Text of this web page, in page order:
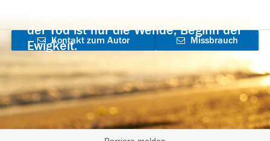
der Tod ist nur die Wende, Beginn der
Ewigkeit.
Kontakt zum Autor
aufnehmen
Missbrauch